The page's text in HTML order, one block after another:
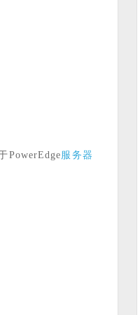
PowerEdge服务器